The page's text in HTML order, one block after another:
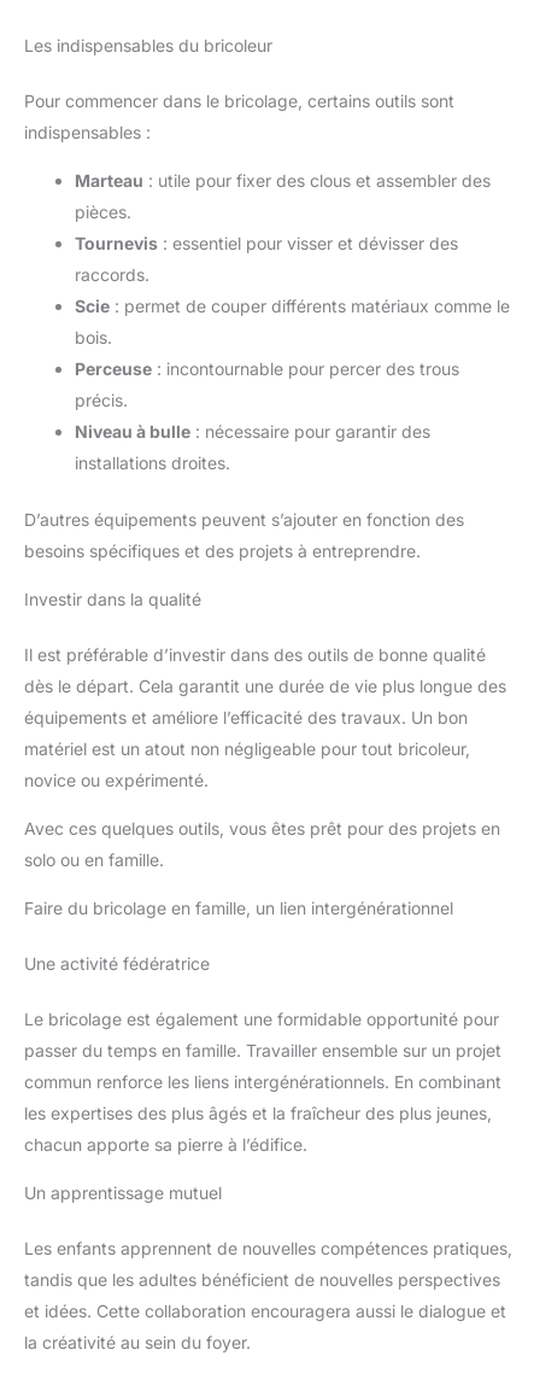
Les indispensables du bricoleur
Pour commencer dans le bricolage, certains outils sont
indispensables :
Marteau : utile pour fixer des clous et assembler des
pièces.
Tournevis : essentiel pour visser et dévisser des
raccords.
Scie : permet de couper différents matériaux comme le
bois.
Perceuse : incontournable pour percer des trous
précis.
Niveau à bulle : nécessaire pour garantir des
installations droites.
D’autres équipements peuvent s’ajouter en fonction des
besoins spécifiques et des projets à entreprendre.
Investir dans la qualité
Il est préférable d’investir dans des outils de bonne qualité
dès le départ. Cela garantit une durée de vie plus longue des
équipements et améliore l’efficacité des travaux. Un bon
matériel est un atout non négligeable pour tout bricoleur,
novice ou expérimenté.
Avec ces quelques outils, vous êtes prêt pour des projets en
solo ou en famille.
Faire du bricolage en famille, un lien intergénérationnel
Une activité fédératrice
Le bricolage est également une formidable opportunité pour
passer du temps en famille. Travailler ensemble sur un projet
commun renforce les liens intergénérationnels. En combinant
les expertises des plus âgés et la fraîcheur des plus jeunes,
chacun apporte sa pierre à l’édifice.
Un apprentissage mutuel
Les enfants apprennent de nouvelles compétences pratiques,
tandis que les adultes bénéficient de nouvelles perspectives
et idées. Cette collaboration encouragera aussi le dialogue et
la créativité au sein du foyer.